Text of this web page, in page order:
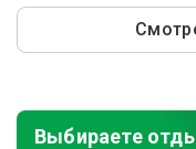
Выбираете